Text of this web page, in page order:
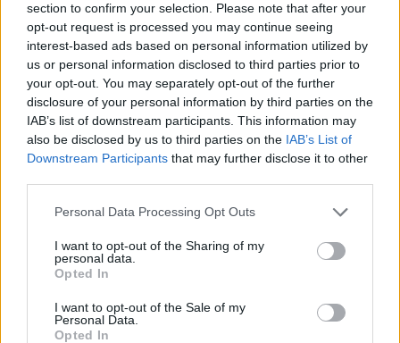
section to confirm your selection. Please note that after your
opt-out request is processed you may continue seeing
interest-based ads based on personal information utilized by
us or personal information disclosed to third parties prior to
your opt-out. You may separately opt-out of the further
disclosure of your personal information by third parties on the
IAB’s list of downstream participants. This information may
also be disclosed by us to third parties on the IAB’s List of
Downstream Participants that may further disclose it to other
Personal Data Processing Opt Outs
I want to opt-out of the Sharing of my
personal data.
Opted In
I want to opt-out of the Sale of my
Personal Data.
Opted In
Zpravodajství
výborné podmínky. Horší voda je jen na
Živohošti
Zpravodajství
Příbram modernizuje parkovací automaty.
Přibudou i tři nové poblíž Svaté Hory
Středočeský kraj upravil pravidla soutěže.
Obce nově získají body i za předcházení